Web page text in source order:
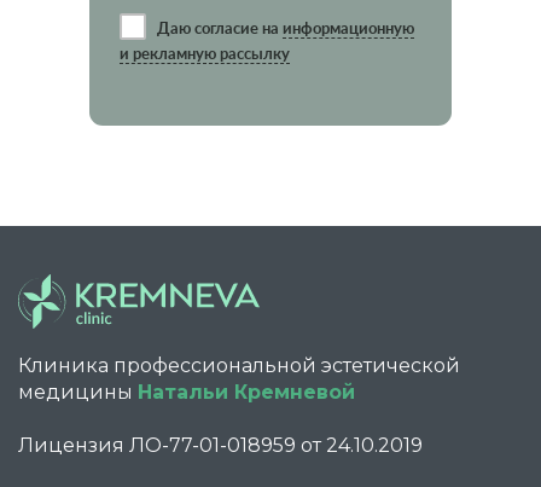
Даю согласие на информационную
и рекламную рассылку
Клиника профессиональной эстетической
медицины Натальи Кремневой
Лицензия ЛО-77-01-018959 от 24.10.2019